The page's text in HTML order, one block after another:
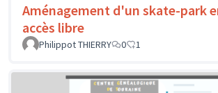
Aménagement d'un skate-park
accès libre
Philippot THIERRY
0 1